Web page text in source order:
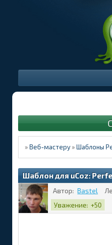
»Веб-мастеру »Шаблоны
Шаблон для uCoz:
Автор: Bastel
Уважение: +50